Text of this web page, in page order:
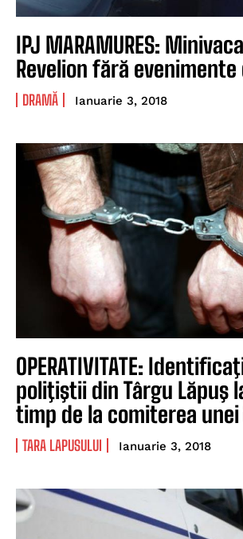
IPJ MARAMURES:
Revelion fără
DRAMĂ Ianuarie 3, 2018
OPERATIVITATE:
poliţiştii din Târgu Lăpuş
timp de la comiterea
TARA LAPUSULUI Ianuarie 3, 2018